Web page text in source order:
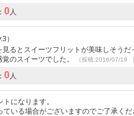
0 人
）
るとスイーツフリットが美味しそう
のスイーツでした。
（投稿:2016/07/19
0 人
になります。
いる場合がございますのでご了承くだ